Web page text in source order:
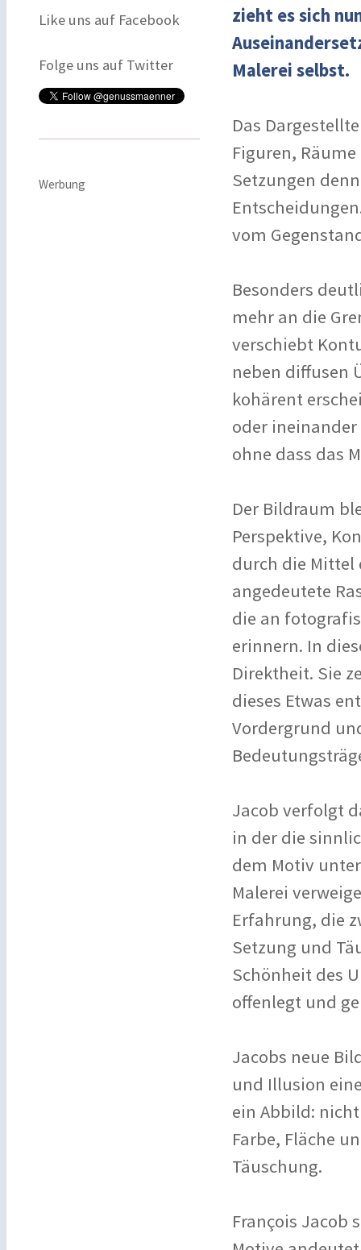
Like uns auf Facebook
Folge uns auf Twitter
Werbung
zieht es sich
Malerei selbst.
Das
Figuren,
Setzungen
vom
Besonders
mehr an die
verschiebt
neben diffusen
kohärent
oder
ohne dass das
Der Bildraum
Perspektive,
durch die Mittel
angedeutete
die an
erinnern. In
Direktheit. Sie
dieses Etwas
Vordergrund
Jacob verfolgt
in der die
dem Motiv
Malerei
Erfahrung, die
Setzung und
Schönheit des
offenlegt und
Jacobs neue
und Illusion
ein Abbild:
Farbe, Fläche
Täuschung.
François Jacob